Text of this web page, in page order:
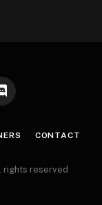
Discord
CONTACT
rights reserved